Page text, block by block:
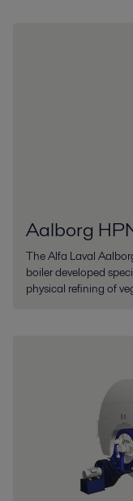
Aalborg
The Alfa Laval
boiler developed
physical refining of